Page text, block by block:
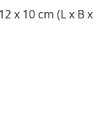
x 10 cm (L x B x